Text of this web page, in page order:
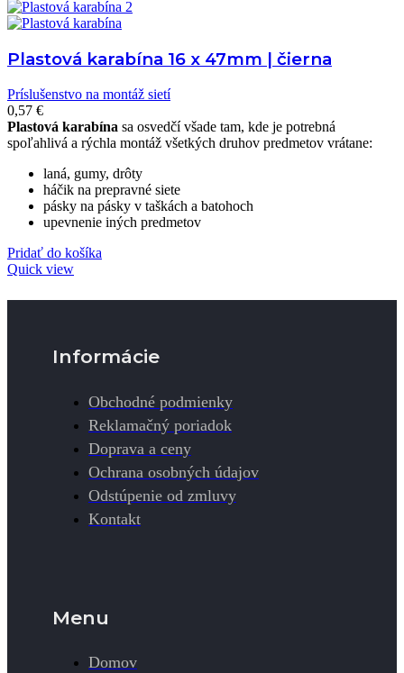
Plastová karabína 16 x 47mm | čierna
Príslušenstvo na montáž sietí
0,57 €
Plastová karabína sa osvedčí všade tam, kde je potrebná
spoľahlivá a rýchla montáž všetkých druhov predmetov vrátane:
laná, gumy, drôty
háčik na prepravné siete
pásky na pásky v taškách a batohoch
upevnenie iných predmetov
Pridať do košíka
Quick view
Informácie
Obchodné podmienky
Reklamačný poriadok
Doprava a ceny
Ochrana osobných údajov
Odstúpenie od zmluvy
Kontakt
Menu
Domov